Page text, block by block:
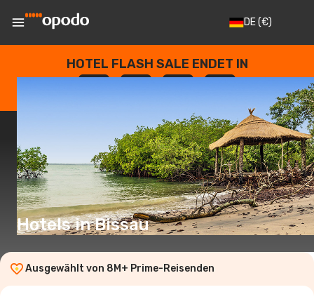
DE(€)
HOTEL FLASH SALE ENDET IN
Hotels in Bissau
Ausgewählt von 8M+ Prime-Reisenden